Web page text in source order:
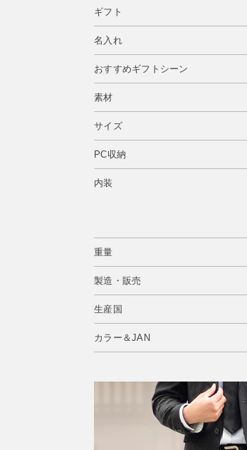
ギフト
名入れ
おすすめギフトシーン
素材
サイズ
PC収納
内装
重量
製造・販売
生産国
カラー＆JAN